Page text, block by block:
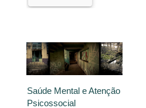
Saúde Mental e Atenção
Psicossocial